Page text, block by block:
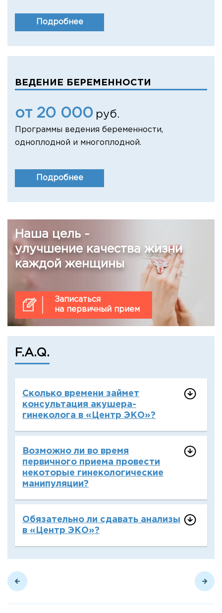
Подробнее
ВЕДЕНИЕ БЕРЕМЕННОСТИ
от 20 000 руб.
Программы ведения беременности,
одноплодной и многоплодной.
Подробнее
Наша цель -
улучшение качества жизни
каждой женщины
Записаться
на первичный прием
F.A.Q.
Сколько времени займет
консультация акушера-
гинеколога в «Центр ЭКО»?
Возможно ли во время
первичного приема провести
некоторые гинекологические
манипуляции?
Обязательно ли сдавать анализы
в «Центр ЭКО»?